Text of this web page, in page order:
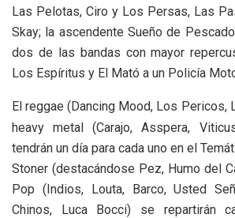
Las Pelotas, Ciro y Los Persas, Las
Skay; la ascendente Sueño de
dos de las bandas con mayor
Los Espíritus y El Mató a un Policía
El reggae (Dancing Mood, Los Pericos,
heavy metal (Carajo, Asspera,
tendrán un día para cada uno en el
Stoner (destacándose Pez, Humo del
Pop (Indios, Louta, Barco, Usted
Chinos, Luca Bocci) se repartirán